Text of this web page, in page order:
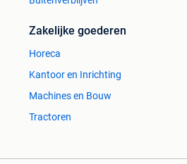
Zakelijke goederen
Horeca
Kantoor en Inrichting
Machines en Bouw
Tractoren